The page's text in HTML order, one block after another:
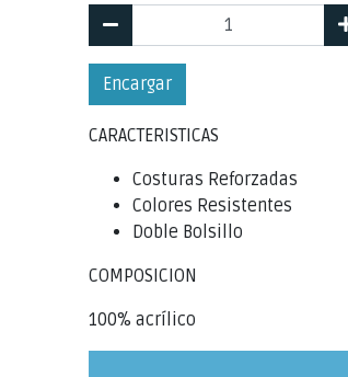
Encargar
CARACTERISTICAS
Costuras Reforzadas
Colores Resistentes
Doble Bolsillo
COMPOSICION
100% acrílico